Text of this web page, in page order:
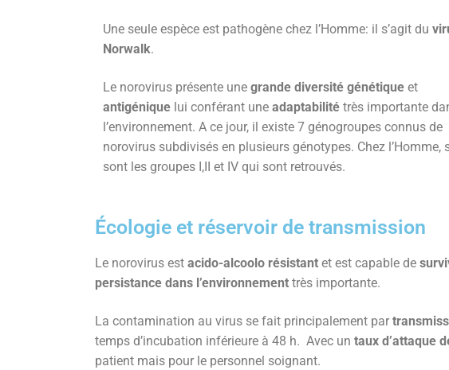
Une seule espèce est pathogène chez l’Homme: il s’agit du
Norwalk.
Le norovirus présente une grande diversité génétique et
antigénique lui conférant une adaptabilité très importante
l’environnement. A ce jour, il existe 7 génogroupes connus de
norovirus subdivisés en plusieurs génotypes. Chez l’Homme,
sont les groupes I,II et IV qui sont retrouvés.
Écologie et réservoir de transmission
Le norovirus est acido-alcoolo résistant et est capable de
persistance dans l’environnement très importante.
La contamination au virus se fait principalement par
temps d’incubation inférieure à 48 h. Avec un taux d’attaque
patient mais pour le personnel soignant.